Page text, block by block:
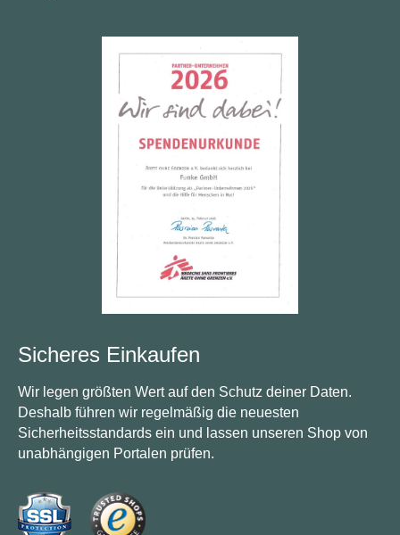
Sicheres Einkaufen
Wir legen größten Wert auf den Schutz deiner Daten.
Deshalb führen wir regelmäßig die neuesten
Sicherheitsstandards ein und lassen unseren Shop von
unabhängigen Portalen prüfen.